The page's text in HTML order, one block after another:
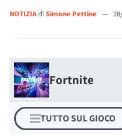
NOTIZIAdi Simone Pettine —
Fortnite
TUTTO SUL GIOCO